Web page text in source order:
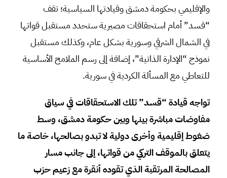
والإقليمي بحكومة دمشق وقيادتها السياسية؛ تقف
“قسد” أمام استحقاقات مصيرية ستحدد مستقبل قواتها
في الشمال الشرقي وسورية بشكل عام، وكذلك مستقبل
نموذج “الإدارة الذاتية”، إضافة إلى رسم الملامح الأساسية
للتعاطي مع المسألة الكردية في سورية.
تواجه قيادة “قسد” تلك الاستحقاقات في سياق
مفاوضات مباشرة بينها وبين حكومة دمشق، وسط
ضغوط إقليمية وأخرى دولية لا تبدو بصالحها، خاصة ما
يتعلق بالموقف التركي من قواتها، إلى جانب مسار
المصالحة المرتقبة الذي تقوده أنقرة مع زعيم حزب